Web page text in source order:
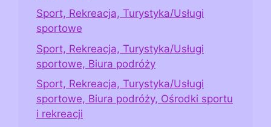
Sport, Rekreacja, Turystyka/Usługi
sportowe
Sport, Rekreacja, Turystyka/Usługi
sportowe, Biura podróży
Sport, Rekreacja, Turystyka/Usługi
sportowe, Biura podróży, Ośrodki sportu
i rekreacji